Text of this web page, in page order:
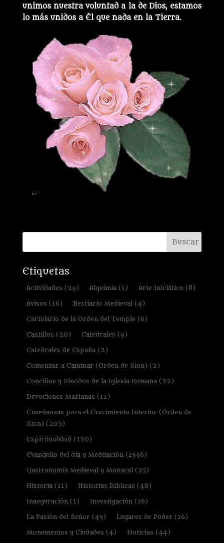
unimos nuestra voluntad a la de Dios, estamos
lo más unidos a Él que nada en la Tierra.
Etiquetas
Actividades (29) Alquimia(1) Arte Iniciático (8)
Avisos (16) Bestiario Medieval(4)
Cartulario de la Orden del Temple (6)
Castillos (20) Catedrales (9)
Catedrales de España(2)
Comenzar a Caminar (Orden de Sion) (2)
Concilios y Sínodos de la Iglesia Romana(22)
Devociones Marianas (11)
Enseñanzas para el Crecimiento Interior (Orden de
Sion) (203)
Espiritualidad (120)
Evangelio del día y Meditación(1546)
Gastronomía Medieval y Monacal(25)
Historia(11) Historias Bíblicas (48)
Inauguración(1) Investigación(16)
La Pasión del Señor (45) Lugares de Poder (16)
Monumentos y Ciudades (4) Noticias (44)